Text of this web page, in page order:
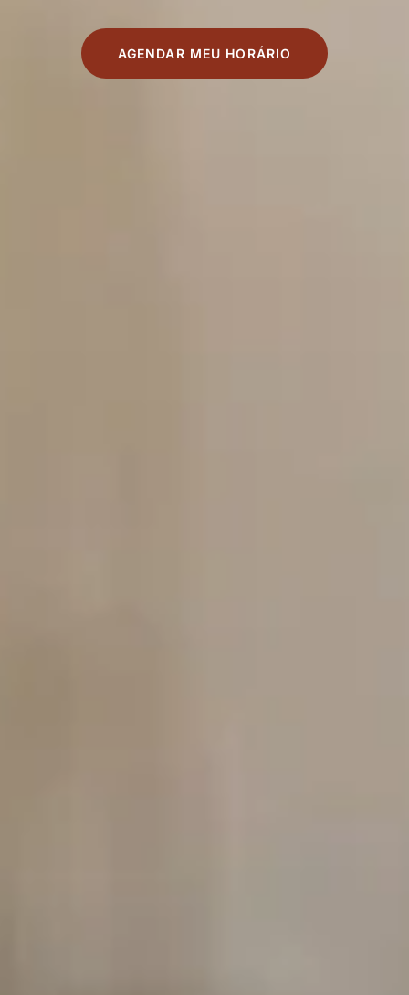
AGENDAR MEU HORÁRIO